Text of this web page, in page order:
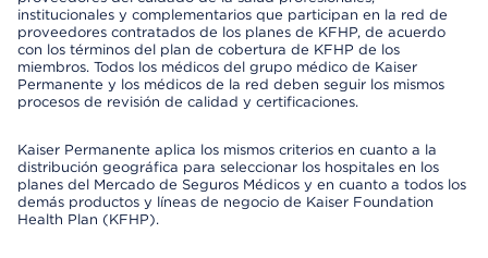
institucionales y complementarios que participan en la red de
proveedores contratados de los planes de KFHP, de acuerdo
con los términos del plan de cobertura de KFHP de los
miembros. Todos los médicos del grupo médico de Kaiser
Permanente y los médicos de la red deben seguir los mismos
procesos de revisión de calidad y certificaciones.
Kaiser Permanente aplica los mismos criterios en cuanto a la
distribución geográfica para seleccionar los hospitales en los
planes del Mercado de Seguros Médicos y en cuanto a todos los
demás productos y líneas de negocio de Kaiser Foundation
Health Plan (KFHP).